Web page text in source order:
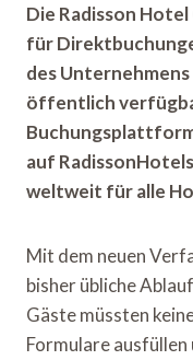
Die Radisson
für
des
öffentlich
auf
weltweit für alle
Mit dem neuen
bisher übliche
Gäste müssten
Formulare